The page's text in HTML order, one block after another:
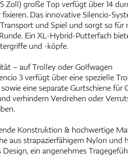
Zoll) große Top verfügt über 14
fixieren. Das innovative Silencio-
und Spiel und sorgt so
Ein XL-Hybrid-Putterfach
und -köpfe.
– auf Trolley oder Golfwagen
3 verfügt über eine spezielle
eine separate Gurtschiene für
verhindern Verdrehen oder
Konstruktion & hochwertige
aus strapazierfähigem Nylon
Design, ein angenehmes